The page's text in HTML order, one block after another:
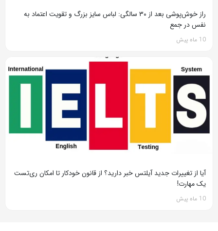
راز خوش‌پوشی بعد از ۳۰ سالگی: لباس سایز بزرگ و تقویت اعتماد به
نفس در جمع
10 ماه پیش
آیا از تغییرات جدید آیلتس خبر دارید؟ از قانون خودکار تا امکان ری‌تست
یک مهارت!
10 ماه پیش